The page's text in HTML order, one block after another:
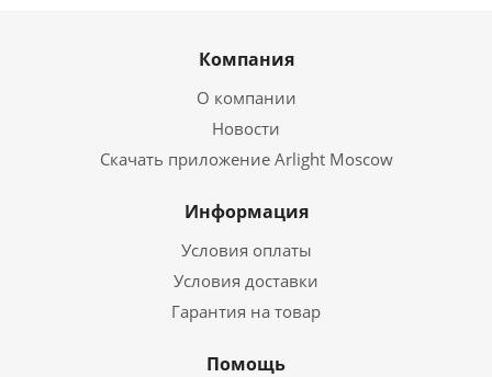
Компания
О компании
Новости
Скачать приложение Arlight Moscow
Информация
Условия оплаты
Условия доставки
Гарантия на товар
Помощь